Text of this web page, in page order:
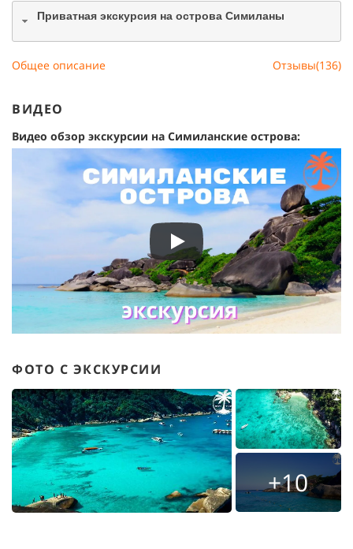
Приватная экскурсия на острова Симиланы
Общее описание Отзывы(136)
ВИДЕО
Видео обзор экскурсии на Симиланские острова:
ФОТО С ЭКСКУРСИИ
+10